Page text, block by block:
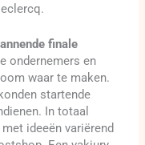
finale
ondernemers en
waar te maken.
startende
In totaal
ideeën variërend